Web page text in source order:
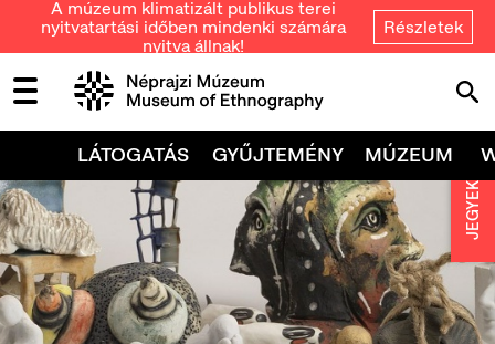
A múzeum klimatizált publikus terei
nyitvatartási időben mindenki számára
nyitva állnak!
Részletek
LÁTOGATÁS GYŰJTEMÉNY MÚZEUM
JEGYEK